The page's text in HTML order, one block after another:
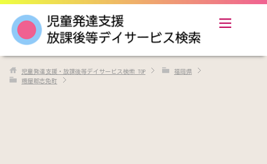
児童発達支援・放課後等デイサービス検索 TOP
福岡県
糟屋郡志免町